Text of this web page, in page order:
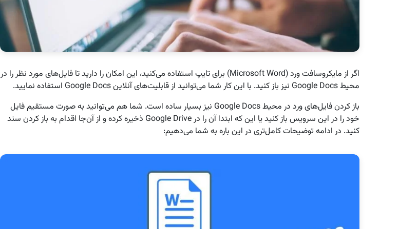
اگر از مایکروسافت ورد (Microsoft Word) برای تایپ استفاده می‌کنید، این امکان را دارید تا فایل‌های مورد نظر را در
محیط Google Docs نیز باز کنید. با این کار شما می‌توانید از قابلیت‌های آنلاین Google Docs استفاده نمایید.
باز کردن فایل‌های ورد در محیط Google Docs نیز بسیار ساده است. شما هم می‌توانید به صورت مستقیم فایل
خود را در این سرویس باز کنید یا این که ابتدا آن را در Google Drive ذخیره کرده و از آن‌جا اقدام به باز کردن سند
کنید. در ادامه توضیحات کامل‌تری در این باره به شما می‌دهیم: